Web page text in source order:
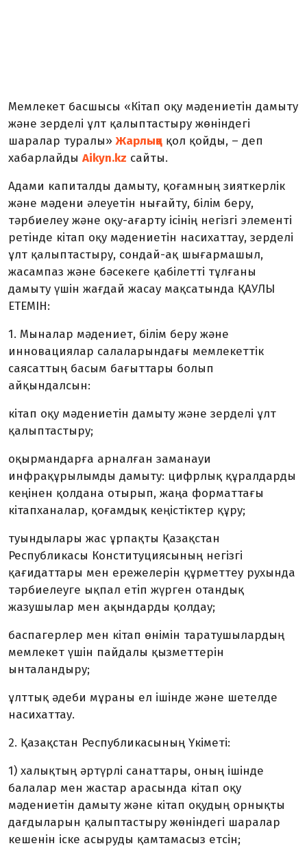
Мемлекет басшысы «Кітап оқу мәдениетін дамыту
және зерделі ұлт қалыптастыру жөніндегі
шаралар туралы»Жарлыққа қол қойды, – деп
хабарлайды Aikyn.kz сайты.
Адами капиталды дамыту, қоғамның зияткерлік
және мәдени әлеуетін нығайту, білім беру,
тәрбиелеу және оқу-ағарту ісінің негізгі элементі
ретінде кітап оқу мәдениетін насихаттау, зерделі
ұлт қалыптастыру, сондай-ақ шығармашыл,
жасампаз және бәсекеге қабілетті тұлғаны
дамыту үшін жағдай жасау мақсатында ҚАУЛЫ
ЕТЕМІН:
1. Мыналар мәдениет, білім беру және
инновациялар салаларындағы мемлекеттік
саясаттың басым бағыттары болып
айқындалсын:
кітап оқу мәдениетін дамыту және зерделі ұлт
қалыптастыру;
оқырмандарға арналған заманауи
инфрақұрылымды дамыту: цифрлық құралдарды
кеңінен қолдана отырып, жаңа форматтағы
кітапханалар, қоғамдық кеңістіктер құру;
туындылары жас ұрпақты Қазақстан
Республикасы Конституциясының негізгі
қағидаттары мен ережелерін құрметтеу рухында
тәрбиелеуге ықпал етіп жүрген отандық
жазушылар мен ақындарды қолдау;
баспагерлер мен кітап өнімін таратушылардың
мемлекет үшін пайдалы қызметтерін
ынталандыру;
ұлттық әдеби мұраны ел ішінде және шетелде
насихаттау.
2. Қазақстан Республикасының Үкіметі:
1) халықтың әртүрлі санаттары, оның ішінде
балалар мен жастар арасында кітап оқу
мәдениетін дамыту және кітап оқудың орнықты
дағдыларын қалыптастыру жөніндегі шаралар
кешенін іске асыруды қамтамасыз етсін;